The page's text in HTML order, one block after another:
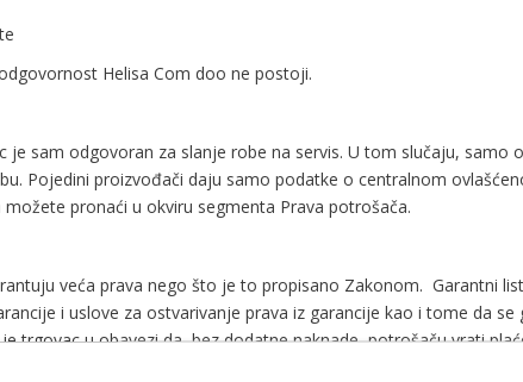
Helisa Com doo ne postoji.
sam odgovoran za slanje robe na servis. U tom slučaju,
Pojedini proizvođači daju samo podatke o centralnom
pronaći u okviru segmenta Prava potrošača.
veća prava nego što je to propisano Zakonom. Garantni
i uslove za ostvarivanje prava iz garancije kao i tome da
trgovac u obavezi da, bez dodatne naknade, potrošaču vrati
robu odnosio. Međutim, davalac garancije garantuje